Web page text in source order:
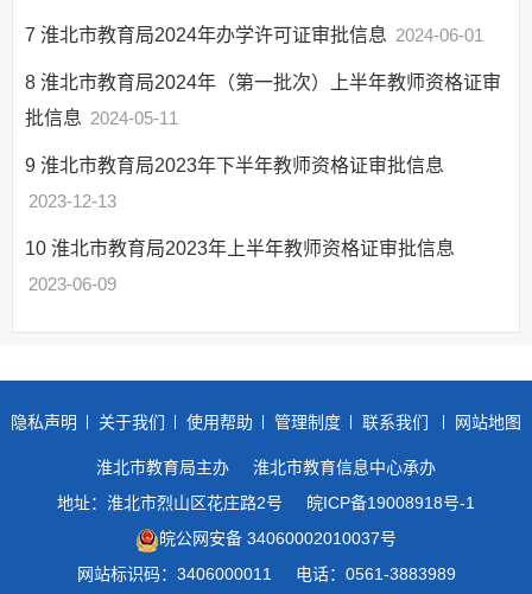
7 淮北市教育局2024年办学许可证审批信息 2024-06-01
8 淮北市教育局2024年（第一批次）上半年教师资格证审
批信息 2024-05-11
9 淮北市教育局2023年下半年教师资格证审批信息
2023-12-13
10 淮北市教育局2023年上半年教师资格证审批信息
2023-06-09
隐私声明 关于我们 使用帮助 管理制度 联系我们 网站地图
淮北市教育局主办
淮北市教育信息中心承办
地址：淮北市烈山区花庄路2号
皖ICP备19008918号-1
皖公网安备 34060002010037号
网站标识码：3406000011
电话：0561-3883989